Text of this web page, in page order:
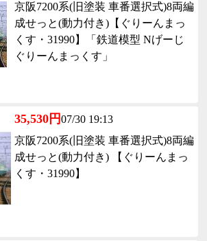
京阪7200系(旧塗装 車番選択式)8両編
成せっと(動力付き)【ぐりーんまっ
くす・31990】「鉄道模型 Nげーじ
ぐりーんまっくす」
35,530円07/30 19:13
京阪7200系(旧塗装 車番選択式)8両編
成せっと(動力付き) 【ぐりーんまっ
くす・31990】